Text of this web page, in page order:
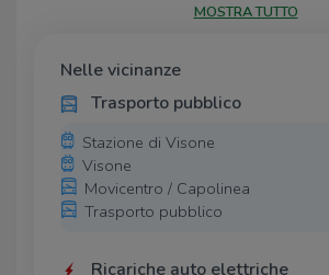
MOSTRA TUTTO
Nelle vicinanze
Trasporto pubblico
Stazione di Visone
Visone
Movicentro / Capolinea
Trasporto pubblico
Ricariche auto elettriche